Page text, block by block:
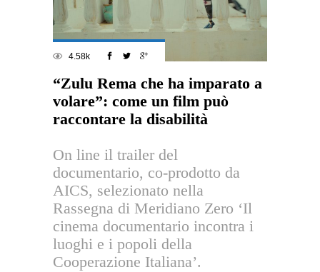
4.58k
“Zulu Rema che ha imparato a
volare”: come un film può
raccontare la disabilità
On line il trailer del
documentario, co-prodotto da
AICS, selezionato nella
Rassegna di Meridiano Zero ‘Il
cinema documentario incontra i
luoghi e i popoli della
Cooperazione Italiana’.